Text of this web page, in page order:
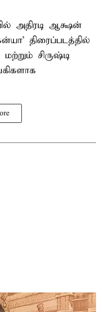
அதிரடி ஆக்ஷன்
திரைப்படத்தில்
சிருஷ்டி